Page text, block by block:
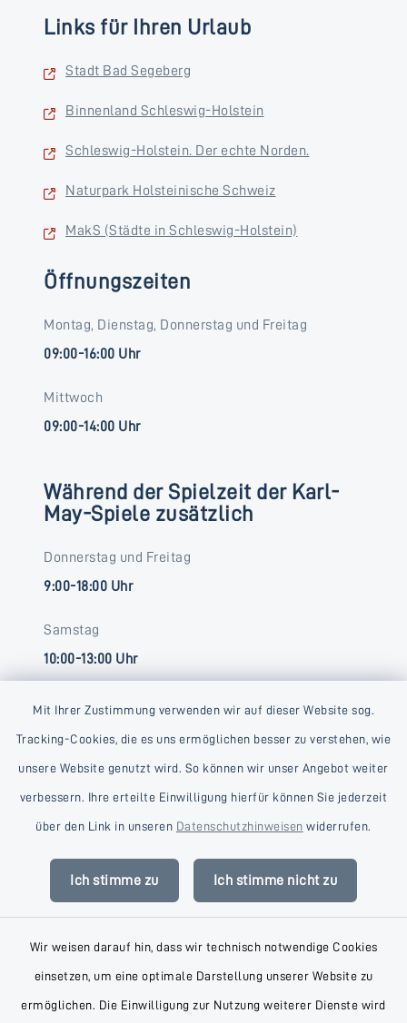
Mit Ihrer Zustimmung verwenden wir auf dieser Website sog.
Tracking-Cookies, die es uns ermöglichen besser zu verstehen, wie
unsere Website genutzt wird. So können wir unser Angebot weiter
verbessern. Ihre erteilte Einwilligung hierfür können Sie jederzeit
über den Link in unseren Datenschutzhinweisen widerrufen.
Ich stimme zu Ich stimme nicht zu
Wir weisen darauf hin, dass wir technisch notwendige Cookies
einsetzen, um eine optimale Darstellung unserer Website zu
ermöglichen. Die Einwilligung zur Nutzung weiterer Dienste wird
Links für Ihren Urlaub
Stadt Bad Segeberg
Binnenland Schleswig-Holstein
Schleswig-Holstein. Der echte Norden.
Naturpark Holsteinische Schweiz
MakS (Städte in Schleswig-Holstein)
Öffnungszeiten
Montag, Dienstag, Donnerstag und Freitag
09:00-16:00 Uhr
Mittwoch
09:00-14:00 Uhr
Während der Spielzeit der Karl-
May-Spiele zusätzlich
Donnerstag und Freitag
9:00-18:00 Uhr
Samstag
10:00-13:00 Uhr
Kontakt
Datenschutz
Impressum